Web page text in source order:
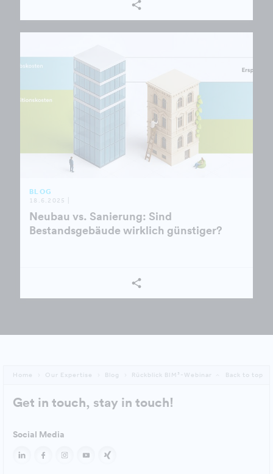
BLOG
18.6.2025 |
Neubau vs. Sanierung: Sind
Bestandsgebäude wirklich günstiger?
Home Our Expertise Blog Rückblick BIM³-Webinar Back to top
Get in touch, stay in touch!
Social Media